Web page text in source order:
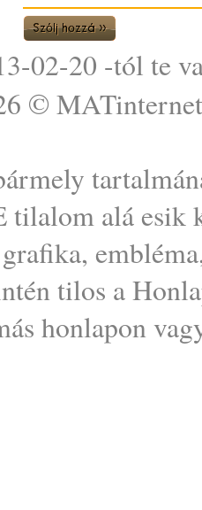
02-20 -tól te
© MATinternet
tilalom alá esik
tilos a
honlapon